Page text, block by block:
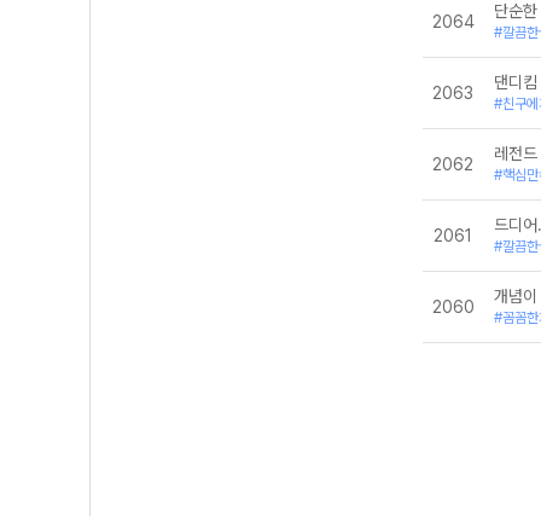
2064
단순
#깔끔
2063
#친구
2062
레전
#핵심
2061
드디
#깔끔
2060
개념
#꼼꼼